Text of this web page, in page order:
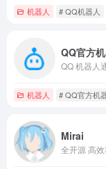
机器人 # QQ机器人
QQ官方
机器人 # QQ官方机
Mirai